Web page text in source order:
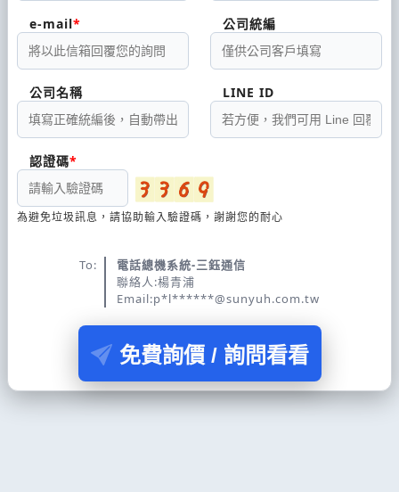
e-mail 公司統編
公司名稱 LINE ID
認證碼
為避免垃圾訊息，請協助輸入驗證碼，謝謝您的耐心
To:
電話總機系統-三鈺通信
聯絡人:楊青浦
Email:p*l******@sunyuh.com.tw
免費詢價 / 詢問看看